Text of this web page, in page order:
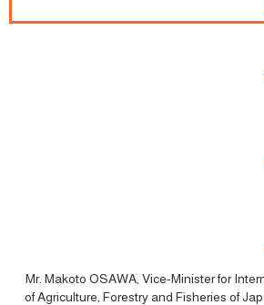
Mr. Makoto OSAWA, Vice-Minister for
of Agriculture, Forestry and Fisheries of